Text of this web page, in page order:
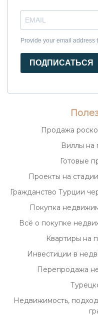
Provide your email address
ПОДПИСАТЬСЯ
Продажа
Виллы на
Готовые
Проекты на
Гражданство Турции
Покупка
Всё о покупке
Квартиры на
Инвестиции в
Перепродажа
Недвижимость,